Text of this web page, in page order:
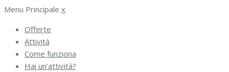
Menu Principale x
Offerte
Attività
Come funziona
Hai un’attività?